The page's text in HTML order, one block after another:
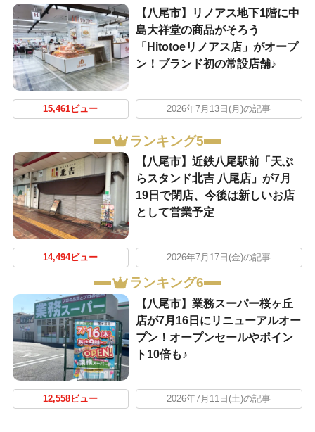
【八尾市】リノアス地下1階に中
島大祥堂の商品がそろう
「Hitotoeリノアス店」がオープ
ン！ブランド初の常設店舗♪
15,461ビュー 2026年7月13日(月)の記事
ランキング5
【八尾市】近鉄八尾駅前「天ぷ
らスタンド北吉 八尾店」が7月
19日で閉店、今後は新しいお店
として営業予定
14,494ビュー 2026年7月17日(金)の記事
ランキング6
【八尾市】業務スーパー桜ヶ丘
店が7月16日にリニューアルオー
プン！オープンセールやポイン
ト10倍も♪
12,558ビュー 2026年7月11日(土)の記事